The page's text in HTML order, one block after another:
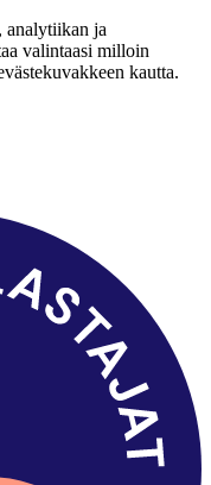
analytiikan ja
valintaasi milloin
kautta.